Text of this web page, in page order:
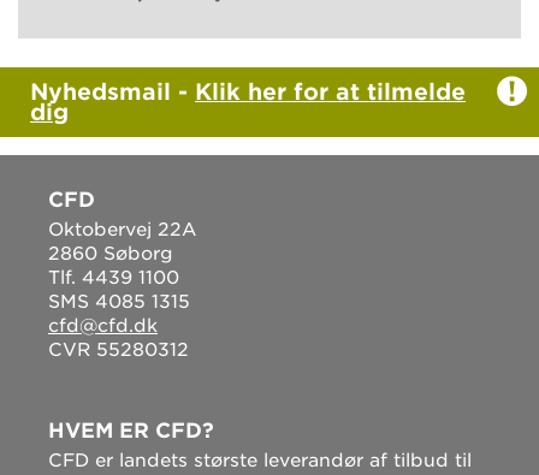
Nyhedsmail - Klik her for at tilmelde
dig
CFD
Oktobervej 22A
2860 Søborg
Tlf. 4439 1100
SMS 4085 1315
cfd@cfd.dk
CVR 55280312
HVEM ER CFD?
CFD er landets største leverandør af tilbud til